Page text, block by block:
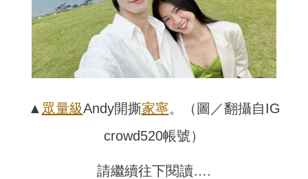
▲ 眾量級Andy開撕家寧。（圖／翻攝自IG
crowd520帳號）
請繼續往下閱讀….